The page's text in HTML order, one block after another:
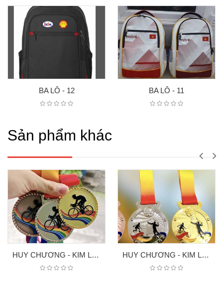
BA LÔ - 12 BA LÔ - 11
Sản phẩm khác
HUY CHƯƠNG - KIM LOAI XE ĐẠP HUY CHƯƠNG - KIM LOAI 7